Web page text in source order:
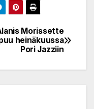
Morissette
heinäkuussa
Pori Jazziin